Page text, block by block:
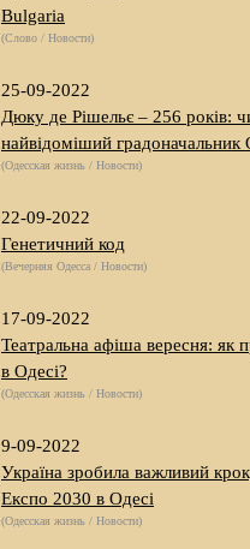
Bulgaria
(Слово / Новости)
25-09-2022
Дюку де Рішельє – 256 років:
найвідоміший градоначальник
(Одесская жизнь / Новости)
22-09-2022
Генетичний код
(Вечерняя Одесса / Новости)
17-09-2022
Театральна афіша вересня: як
в Одесі?
(Одесская жизнь / Новости)
9-09-2022
Україна зробила важливий
Експо 2030 в Одесі
(Одесская жизнь / Новости)